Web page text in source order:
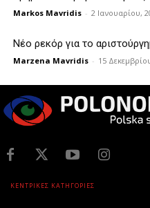
Markos Mavridis - 2 Ιανουαρίου,
Νέο ρεκόρ για το
Marzena Mavridis - 15
ΚΕΝΤΡΙΚΕΣ ΚΑΤΗΓΟΡΙΕΣ